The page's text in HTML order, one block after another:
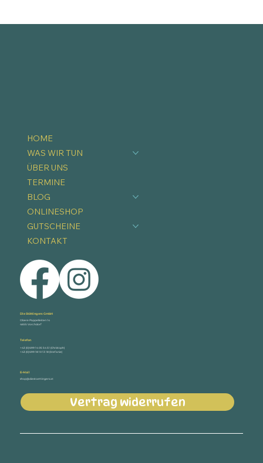
HOME
WAS WIR TUN
ÜBER UNS
TERMINE
BLOG
ONLINESHOP
GUTSCHEINE
KONTAKT
Die Stöttingers GmbH
Obere Pappelleiten 14
4655 Vorchdorf
Telefon
+43 (0) 699 14 05 54 51 (Christoph)
+43 (0) 699 18 10 13 18 (Stefanie)
E-Mail
shop@diestoettingers.at
Vertrag widerrufen